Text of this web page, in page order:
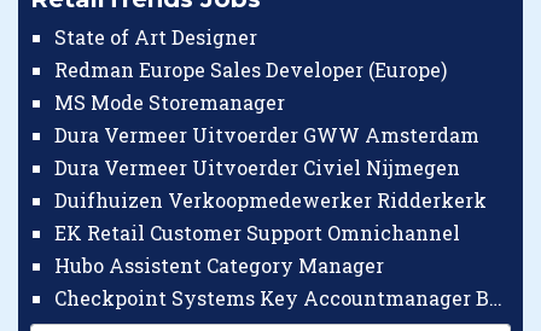
State of Art Designer
Redman Europe Sales Developer (Europe)
MS Mode Storemanager
Dura Vermeer Uitvoerder GWW Amsterdam
Dura Vermeer Uitvoerder Civiel Nijmegen
Duifhuizen Verkoopmedewerker Ridderkerk
EK Retail Customer Support Omnichannel
Hubo Assistent Category Manager
Checkpoint Systems Key Accountmanager Benelux